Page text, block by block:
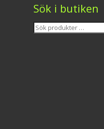
Sök i butiken
Sök